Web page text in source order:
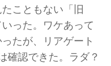
こともない「旧
った。ワケあって
たが、リアゲート
確認できた。ラダ？